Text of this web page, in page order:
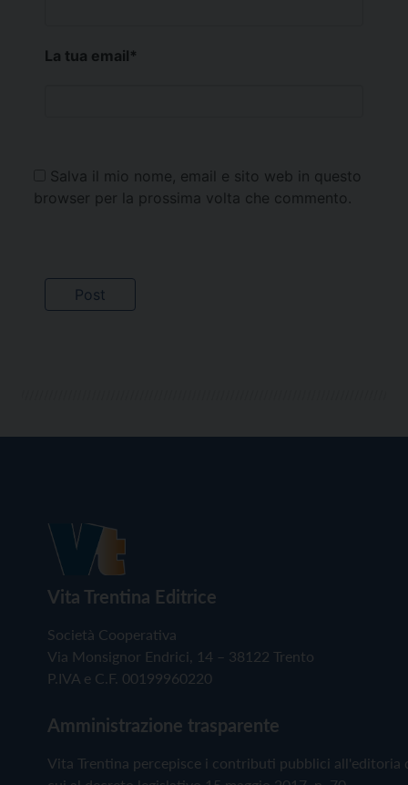
La tua email*
Salva il mio nome, email e sito web in questo
browser per la prossima volta che commento.
Vita Trentina Editrice
Società Cooperativa
Via Monsignor Endrici, 14 – 38122 Trento
P.IVA e C.F. 00199960220
Amministrazione trasparente
Vita Trentina percepisce i contributi pubblici all'editoria